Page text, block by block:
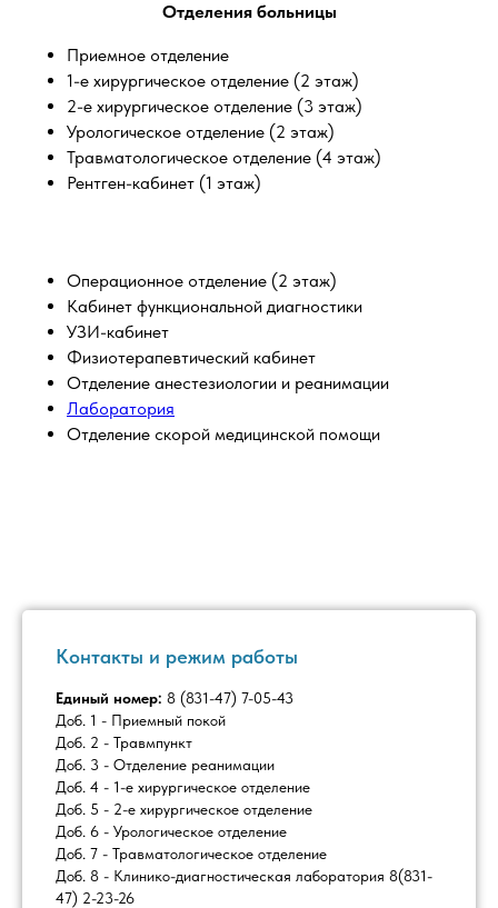
Отделения больницы
Приемное отделение
1-е хирургическое отделение (2 этаж)
2-е хирургическое отделение (3 этаж)
Урологическое отделение (2 этаж)
Травматологическое отделение (4 этаж)
Рентген-кабинет (1 этаж)
Операционное отделение (2 этаж)
Кабинет функциональной диагностики
УЗИ-кабинет
Физиотерапевтический кабинет
Отделение анестезиологии и реанимации
Лаборатория
Отделение скорой медицинской помощи
Контакты и режим работы
Единый номер: 8 (831-47) 7-05-43
Доб. 1 - Приемный покой
Доб. 2 - Травмпункт
Доб. 3 - Отделение реанимации
Доб. 4 - 1-е хирургическое отделение
Доб. 5 - 2-е хирургическое отделение
Доб. 6 - Урологическое отделение
Доб. 7 - Травматологическое отделение
Доб. 8 - Клинико-диагностическая лаборатория 8(831-
47) 2-23-26